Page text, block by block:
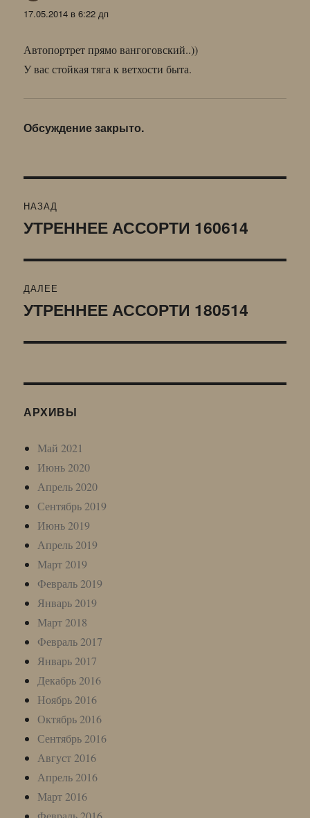
17.05.2014 в 6:22 дп
Автопортрет прямо вангоговский..))
У вас стойкая тяга к ветхости быта.
Обсуждение закрыто.
по
НАЗАД
Предыдущая
УТРЕННЕЕ АССОРТИ 160614
ДАЛЕЕ
Следующая
УТРЕННЕЕ АССОРТИ 180514
АРХИВЫ
Май 2021
Июнь 2020
Апрель 2020
Сентябрь 2019
Июнь 2019
Апрель 2019
Март 2019
Февраль 2019
Январь 2019
Март 2018
Февраль 2017
Январь 2017
Декабрь 2016
Ноябрь 2016
Октябрь 2016
Сентябрь 2016
Август 2016
Апрель 2016
Март 2016